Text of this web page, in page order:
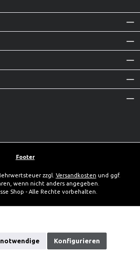
Footer
zzgl. Versandkosten und ggf.
wenn nicht anders angegeben.
Shop - Alle Rechte vorbehalten.
Konfigurieren